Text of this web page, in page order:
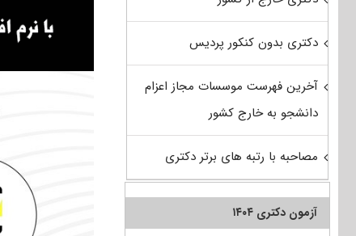
دکتری بدون کنکور پردیس
آخرین فهرست موسسات مجاز اعزام
دانشجو به خارج کشور
مصاحبه با رتبه های برتر دکتری
آزمون دکتری ۱۴۰۴